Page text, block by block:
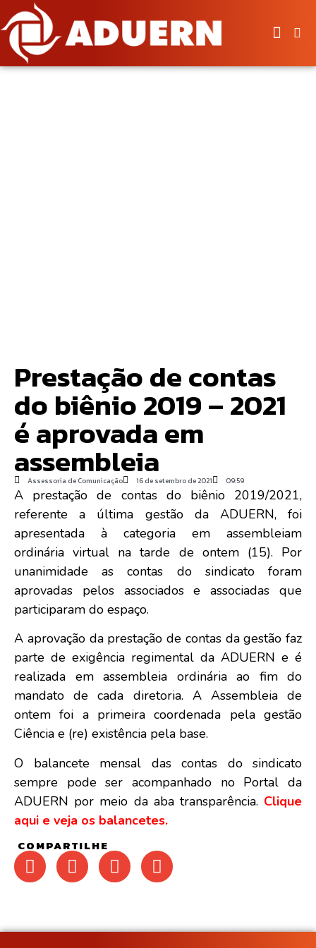
Prestação de contas
do biênio 2019 – 2021
é aprovada em
assembleia
Assessoria de Comunicação 16 de setembro de 2021 09:59
A prestação de contas do biênio 2019/2021,
referente a última gestão da ADUERN, foi
apresentada à categoria em assembleiam
ordinária virtual na tarde de ontem (15). Por
unanimidade as contas do sindicato foram
aprovadas pelos associados e associadas que
participaram do espaço.
A aprovação da prestação de contas da gestão faz
parte de exigência regimental da ADUERN e é
realizada em assembleia ordinária ao fim do
mandato de cada diretoria. A Assembleia de
ontem foi a primeira coordenada pela gestão
Ciência e (re) existência pela base.
O balancete mensal das contas do sindicato
sempre pode ser acompanhado no Portal da
ADUERN por meio da aba transparência. Clique
aqui e veja os balancetes.
COMPARTILHE